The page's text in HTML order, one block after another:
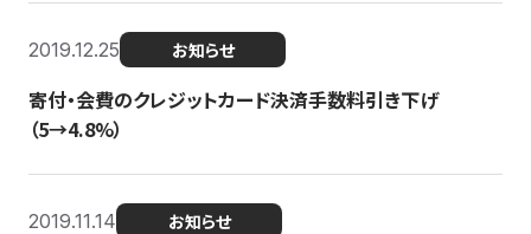
2019.12.25 お知らせ
寄付・会費のクレジットカード決済手数料引き下げ
（5→4.8%）
2019.11.14 お知らせ